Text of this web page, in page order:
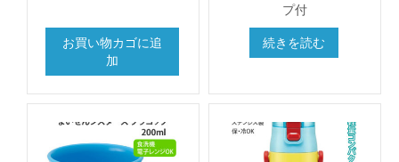
お買い物カゴに追
加
プ付
続きを読む